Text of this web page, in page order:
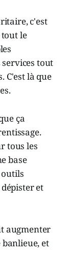
c'est
tout le
tout
C'est là que
ça
tous les
base
et
augmenter
et